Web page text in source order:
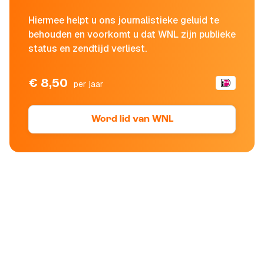
Hiermee helpt u ons journalistieke geluid te
behouden en voorkomt u dat WNL zijn publieke
status en zendtijd verliest.
€ 8,50 per jaar
Word lid van WNL